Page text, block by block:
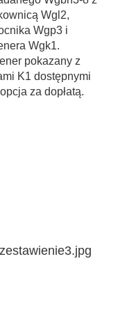
Wgl2,
Wgp3 i
Wgk1.
pokazany z
K1 dostępnymi
za dopłatą.